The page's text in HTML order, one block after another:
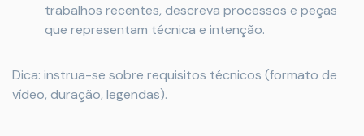
trabalhos recentes, descreva processos e peças
que representam técnica e intenção.
Dica: instrua-se sobre requisitos técnicos (formato de
vídeo, duração, legendas).